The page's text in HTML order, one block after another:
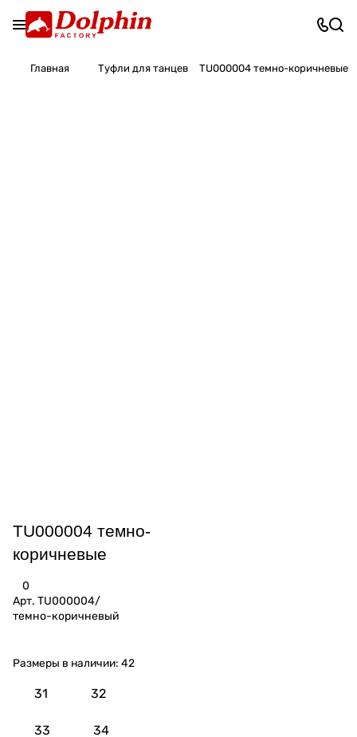
Главная Туфли для танцев TU000004 темно-коричневые
TU000004 темно-
коричневые
0
Арт. TU000004/
темно-коричневый
Размеры в наличии: 42
31 32
33 34